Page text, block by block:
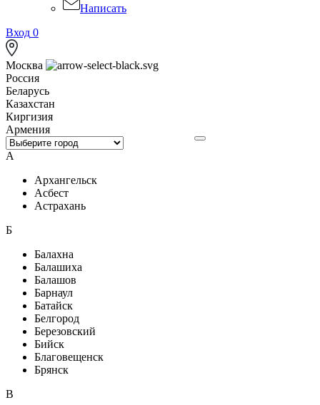
Написать
Вход 0
Москва
Россия
Беларусь
Казахстан
Киргизия
Армения
А
Архангельск
Асбест
Астрахань
Б
Балахна
Балашиха
Балашов
Барнаул
Батайск
Белгород
Березовский
Бийск
Благовещенск
Брянск
В